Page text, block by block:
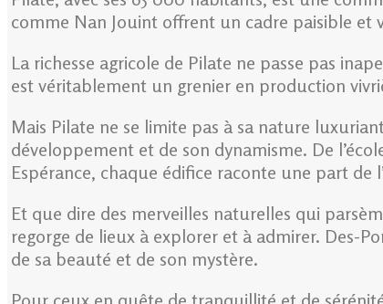
comme Nan Jouint offrent un cadre paisible
La richesse agricole de Pilate ne passe pas
est véritablement un grenier en production
Mais Pilate ne se limite pas à sa nature
développement et de son dynamisme. De
Espérance, chaque édifice raconte une part de
Et que dire des merveilles naturelles qui
regorge de lieux à explorer et à admirer. Des-
de sa beauté et de son mystère.